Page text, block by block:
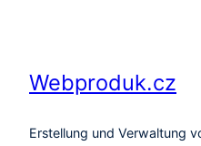
Webproduk.cz
Erstellung und Verwaltung